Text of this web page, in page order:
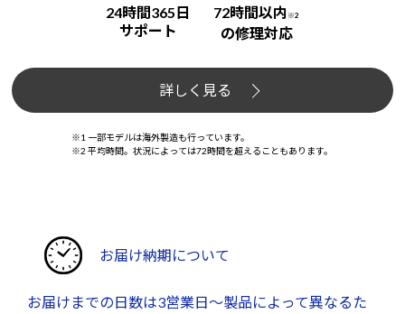
24時間365日
サポート
72時間以内 ※2
の修理対応
詳しく見る
※1 一部モデルは海外製造も行っています。
※2 平均時間。状況によっては72時間を超えることもあります。
お届け納期について
お届けまでの日数は3営業日～製品によって異なるた